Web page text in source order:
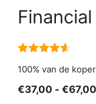
5
100% van de
€37,00 - €67,00